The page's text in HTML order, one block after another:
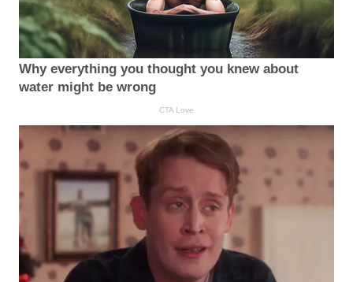
Why everything you thought you knew about
water might be wrong
CTA Love